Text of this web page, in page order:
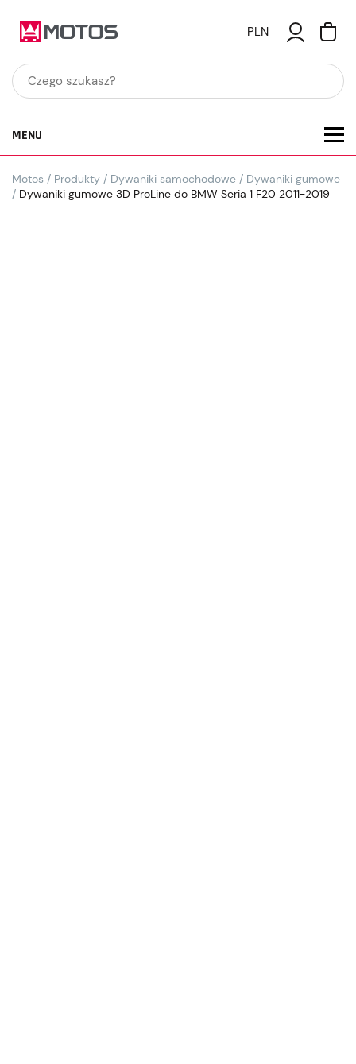
PLN
MENU
Motos / Produkty / Dywaniki samochodowe / Dywaniki gumowe
/ Dywaniki gumowe 3D ProLine do BMW Seria 1 F20 2011-2019